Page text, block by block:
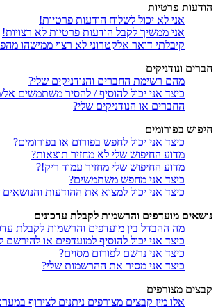
הודעות פרטיות
אני לא יכול לשלוח הודעות פרטיות!
אני ממשיך לקבל הודעות פרטיות לא רצויות!
קיבלתי דואר אלקטרוני לא רצוי ממישהו
חברים ונודניקים
מהם רשימת החברים והנודניקים שלי?
כיצד אני יכול להוסיף / להסיר משתמשים
החברים או הנודניקים שלי?
חיפוש בפורומים
כיצד אני יכול לחפש בפורום או בפורומים?
מדוע החיפוש שלי לא מחזיר תוצאות?
מדוע החיפוש שלי מחזיר עמוד ריק!?
כיצד אני מחפש משתמשים?
כיצד אני יכול למצוא את ההודעות והנושאים
נושאים מועדפים והרשמות לקבלת עדכונים
מה ההבדל בין מועדפים והרשמות לקבלת
כיצד אני יכול להוסיף למועדפים או להירשם
כיצד אני נרשם לפורום מסוים?
כיצד אני מסיר את ההרשמות שלי?
קבצים מצורפים
אלו מין קבצים מצורפים ניתנים לצירוף